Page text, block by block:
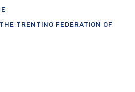
TRENTINO FEDERATION OF